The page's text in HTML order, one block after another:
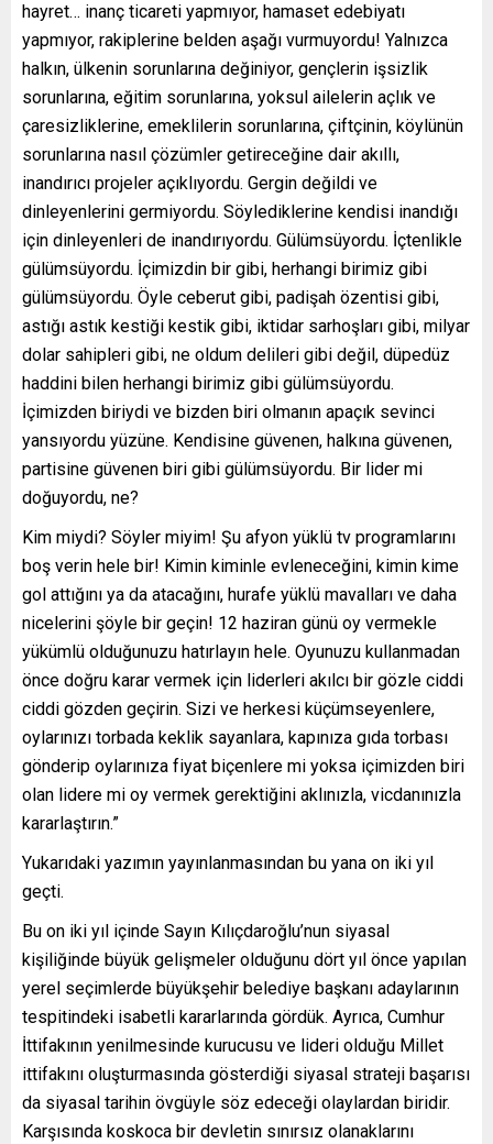
hayret… inanç ticareti yapmıyor, hamaset edebiyatı
yapmıyor, rakiplerine belden aşağı vurmuyordu! Yalnızca
halkın, ülkenin sorunlarına değiniyor, gençlerin işsizlik
sorunlarına, eğitim sorunlarına, yoksul ailelerin açlık ve
çaresizliklerine, emeklilerin sorunlarına, çiftçinin, köylünün
sorunlarına nasıl çözümler getireceğine dair akıllı,
inandırıcı projeler açıklıyordu. Gergin değildi ve
dinleyenlerini germiyordu. Söylediklerine kendisi inandığı
için dinleyenleri de inandırıyordu. Gülümsüyordu. İçtenlikle
gülümsüyordu. İçimizdin bir gibi, herhangi birimiz gibi
gülümsüyordu. Öyle ceberut gibi, padişah özentisi gibi,
astığı astık kestiği kestik gibi, iktidar sarhoşları gibi, milyar
dolar sahipleri gibi, ne oldum delileri gibi değil, düpedüz
haddini bilen herhangi birimiz gibi gülümsüyordu.
İçimizden biriydi ve bizden biri olmanın apaçık sevinci
yansıyordu yüzüne. Kendisine güvenen, halkına güvenen,
partisine güvenen biri gibi gülümsüyordu. Bir lider mi
doğuyordu, ne?
Kim miydi? Söyler miyim! Şu afyon yüklü tv programlarını
boş verin hele bir! Kimin kiminle evleneceğini, kimin kime
gol attığını ya da atacağını, hurafe yüklü mavalları ve daha
nicelerini şöyle bir geçin! 12 haziran günü oy vermekle
yükümlü olduğunuzu hatırlayın hele. Oyunuzu kullanmadan
önce doğru karar vermek için liderleri akılcı bir gözle ciddi
ciddi gözden geçirin. Sizi ve herkesi küçümseyenlere,
oylarınızı torbada keklik sayanlara, kapınıza gıda torbası
gönderip oylarınıza fiyat biçenlere mi yoksa içimizden biri
olan lidere mi oy vermek gerektiğini aklınızla, vicdanınızla
kararlaştırın.”
Yukarıdaki yazımın yayınlanmasından bu yana on iki yıl
geçti.
Bu on iki yıl içinde Sayın Kılıçdaroğlu’nun siyasal
kişiliğinde büyük gelişmeler olduğunu dört yıl önce yapılan
yerel seçimlerde büyükşehir belediye başkanı adaylarının
tespitindeki isabetli kararlarında gördük. Ayrıca, Cumhur
İttifakının yenilmesinde kurucusu ve lideri olduğu Millet
ittifakını oluşturmasında gösterdiği siyasal strateji başarısı
da siyasal tarihin övgüyle söz edeceği olaylardan biridir.
Karşısında koskoca bir devletin sınırsız olanaklarını